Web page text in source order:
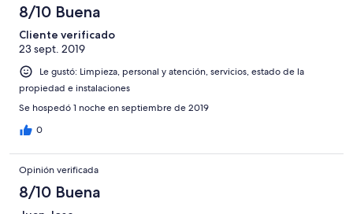
8/10 Buena
Cliente verificado
23 sept. 2019
Le gustó: Limpieza, personal y atención, servicios, estado de la
propiedad e instalaciones
Se hospedó 1 noche en septiembre de 2019
0
Opinión verificada
8/10 Buena